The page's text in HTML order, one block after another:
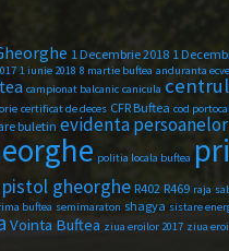
1 Decembrie 2018 1
1 iunie 2018 8 martie buftea anduranta
campionat balcanic canicula
certificat de deces CFR Buftea cod
buletin evidenta persoanelor
politia locala buftea
gheorghe R402 R469 raja
buftea semimaraton shagya sistare
Vointa Buftea ziua eroilor 2017 ziua